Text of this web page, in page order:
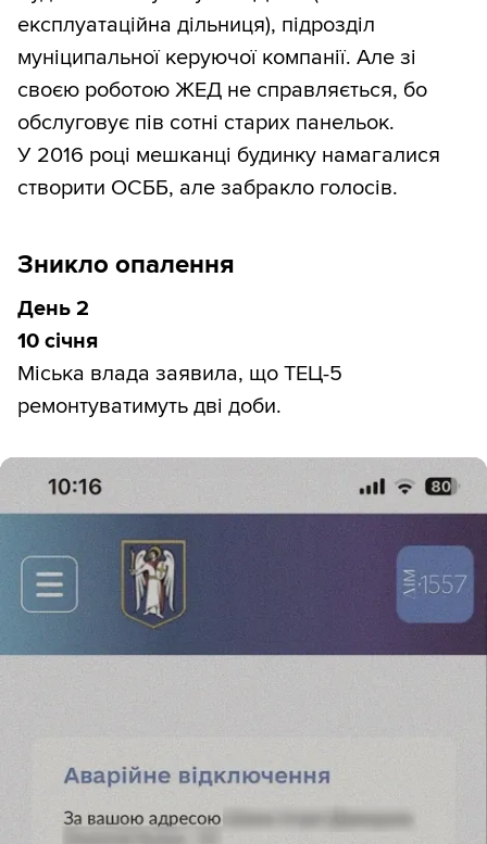
експлуатаційна дільниця), підрозділ
муніципальної керуючої компанії. Але зі
своєю роботою ЖЕД не справляється, бо
обслуговує пів сотні старих панельок.
У 2016 році мешканці будинку намагалися
створити ОСББ, але забракло голосів.
Зникло опалення
День 2
10 січня
Міська влада заявила, що ТЕЦ-5
ремонтуватимуть дві доби.